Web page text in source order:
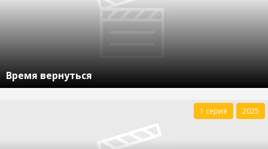
Время вернуться
1 серия 2025